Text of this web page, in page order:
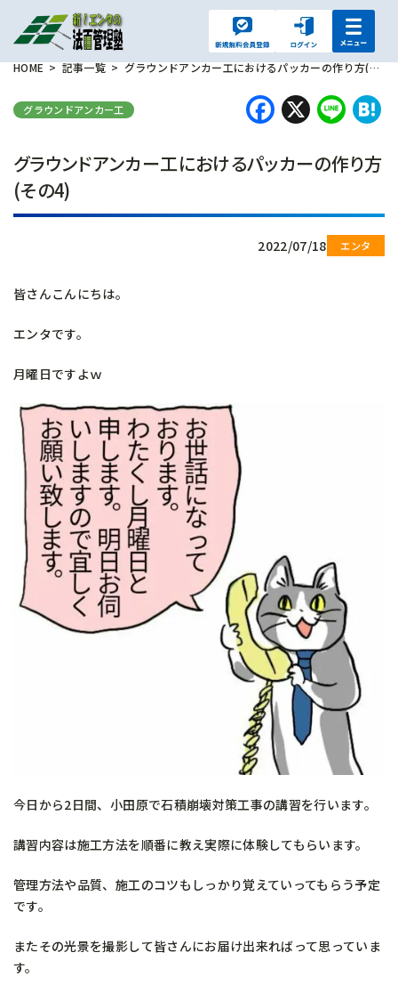
HOME 記事一覧 グラウンドアンカー工におけるパッカーの作り方(その4)
グラウンドアンカー工 X
グラウンドアンカー工におけるパッカーの作り方
(その4)
2022/07/18
皆さんこんにちは。
エンタです。
月曜日ですよｗ
今日から2日間、小田原で石積崩壊対策工事の講習を行います。
講習内容は施工方法を順番に教え実際に体験してもらいます。
管理方法や品質、施工のコツもしっかり覚えていってもらう予定
です。
またその光景を撮影して皆さんにお届け出来ればって思っていま
す。